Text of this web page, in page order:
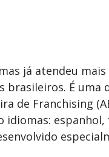
já atendeu
brasileiros. É uma
de Franchising
espanhol,